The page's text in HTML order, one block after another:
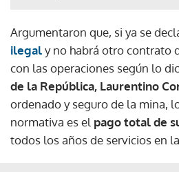
Argumentaron que, si ya se
ilegaly no habrá otro contrato
con las operaciones según lo
de la República, Laurentino
ordenado y seguro de la mina,
normativa es el pago total de
todos los años de servicios en